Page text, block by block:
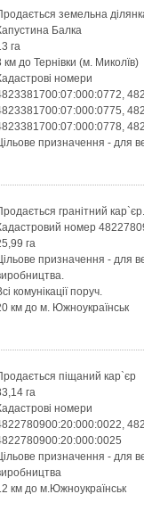
земельна
Балка
га
км до Тернівки (м. Миколїв)
номери
призначення - для
гранітний кар`єр.
номер
га
призначення - для
комунікації поруч.
км до м. Южноукраїнськ
піщаний кар`єр
га
номери
призначення - для
км до м.Южноукраїнськ